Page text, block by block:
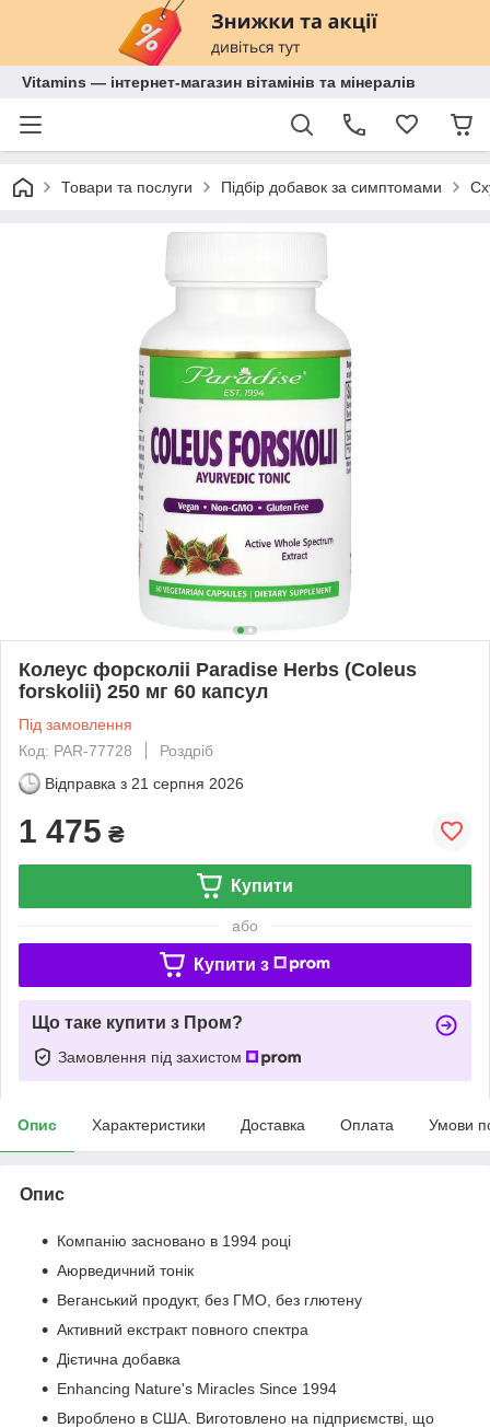
Vitamins — інтернет-магазин вітамінів та мінералів
Товари та послуги Підбір добавок за симптомами
Колеус форсколіі Paradise Herbs (Coleus
forskolii) 250 мг 60 капсул
Під замовлення
Код: PAR-77728
Роздріб
Відправка з 21 серпня 2026
1 475 ₴
Купити
або
Купити з
Що таке купити з Пром?
Замовлення під захистом
Опис Характеристики Доставка Оплата Умови
Опис
Компанію засновано в 1994 році
Аюрведичний тонік
Веганський продукт, без ГМО, без глютену
Активний екстракт повного спектра
Дієтична добавка
Enhancing Nature's Miracles Since 1994
Вироблено в США. Виготовлено на підприємстві, що